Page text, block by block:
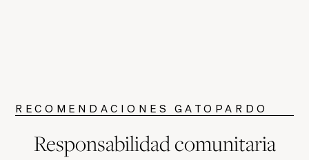
RECOMENDACIONES GATOPARDO
Responsabilidad comunitaria